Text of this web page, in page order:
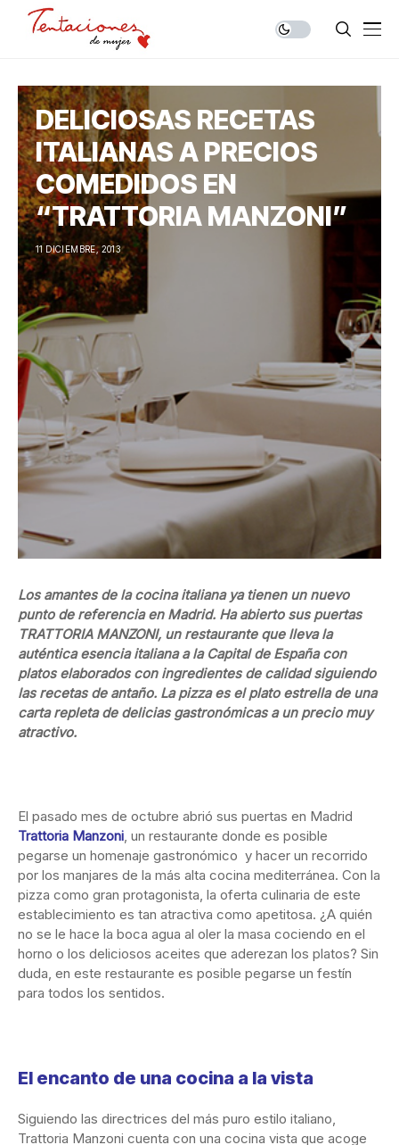
DELICIOSAS RECETAS
ITALIANAS A PRECIOS
COMEDIDOS EN
“TRATTORIA MANZONI”
11 DICIEMBRE, 2013
Los amantes de la cocina italiana ya tienen un nuevo
punto de referencia en Madrid. Ha abierto sus puertas
TRATTORIA MANZONI, un restaurante que lleva la
auténtica esencia italiana a la Capital de España con
platos elaborados con ingredientes de calidad siguiendo
las recetas de antaño. La pizza es el plato estrella de una
carta repleta de delicias gastronómicas a un precio muy
atractivo.
El pasado mes de octubre abrió sus puertas en Madrid
Trattoria Manzoni, un restaurante donde es posible
pegarse un homenaje gastronómico y hacer un recorrido
por los manjares de la más alta cocina mediterránea. Con la
pizza como gran protagonista, la oferta culinaria de este
establecimiento es tan atractiva como apetitosa. ¿A quién
no se le hace la boca agua al oler la masa cociendo en el
horno o los deliciosos aceites que aderezan los platos? Sin
duda, en este restaurante es posible pegarse un festín
para todos los sentidos.
El encanto de una cocina a la vista
Siguiendo las directrices del más puro estilo italiano,
Trattoria Manzoni cuenta con una cocina vista que acoge